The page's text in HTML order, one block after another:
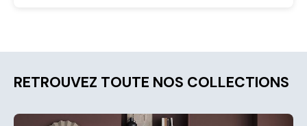
RETROUVEZ TOUTE NOS COLLECTIONS